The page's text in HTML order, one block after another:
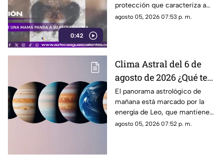
0:42
protección que caracteriza a
las pandas gigantes durante los
agosto 05, 2026 07:53 p. m.
Clima Astral del 6 de
agosto de 2026 ¿Qué te
depara la energía del
día?
El panorama astrológico de
mañana está marcado por la
energía de Leo, que mantiene
el enfoque en la creatividad, la
agosto 05, 2026 07:52 p. m.